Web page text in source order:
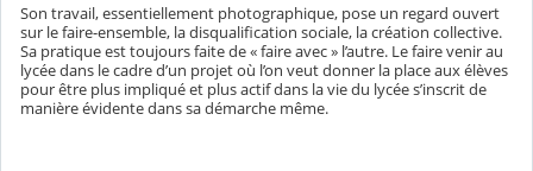
Son travail, essentiellement photographique, pose un regard ouvert
sur le faire-ensemble, la disqualification sociale, la création collective.
Sa pratique est toujours faite de « faire avec » l’autre. Le faire venir au
lycée dans le cadre d’un projet où l’on veut donner la place aux élèves
pour être plus impliqué et plus actif dans la vie du lycée s’inscrit de
manière évidente dans sa démarche même.